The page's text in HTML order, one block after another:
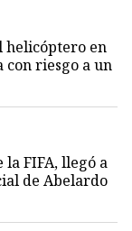
helicóptero en
con riesgo a un
FIFA, llegó a
de Abelardo